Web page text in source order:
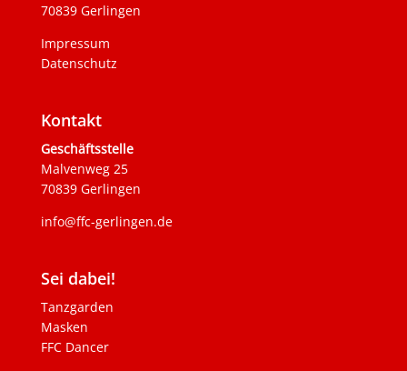
70839 Gerlingen
Impressum
Datenschutz
Kontakt
Geschäftsstelle
Malvenweg 25
70839 Gerlingen
info@ffc-gerlingen.de
Sei dabei!
Tanzgarden
Masken
FFC Dancer